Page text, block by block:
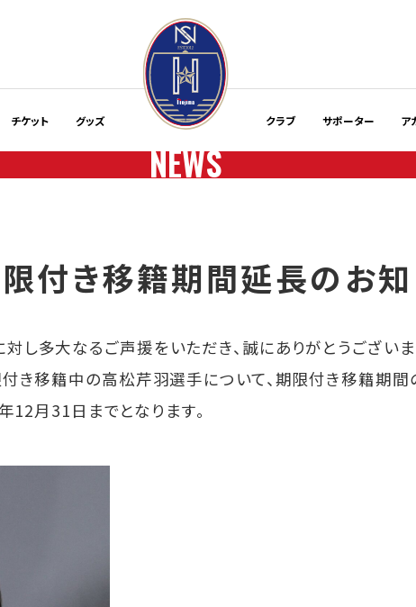
チケット グッズ クラブ サポーター ア
NEWS
付き移籍期間延長のお知
し多大なるご声援をいただき、誠にありがとうございま
き移籍中の高松芹羽選手について、期限付き移籍期間
12月31日までとなります。